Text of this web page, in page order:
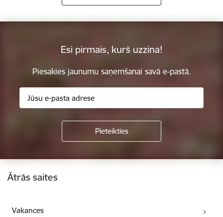
Esi pirmais, kurš uzzina!
Piesakies jaunumu saņemšanai savā e-pastā.
Kājene
Ātrās saites
Vakances